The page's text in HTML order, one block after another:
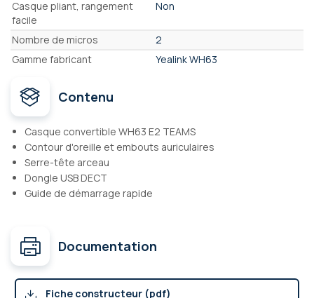
Casque pliant, rangement
facile
Non
Nombre de micros
2
Gamme fabricant
Yealink WH63
Contenu
Casque convertible WH63 E2 TEAMS
Contour d'oreille et embouts auriculaires
Serre-tête arceau
Dongle USB DECT
Guide de démarrage rapide
Documentation
Fiche constructeur (pdf)